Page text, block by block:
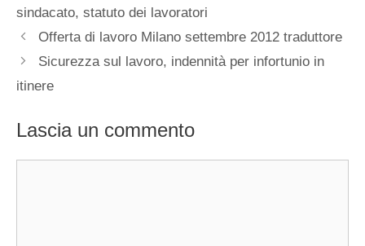
sindacato, statuto dei lavoratori
Offerta di lavoro Milano settembre 2012 traduttore
Sicurezza sul lavoro, indennità per infortunio in
itinere
Lascia un commento